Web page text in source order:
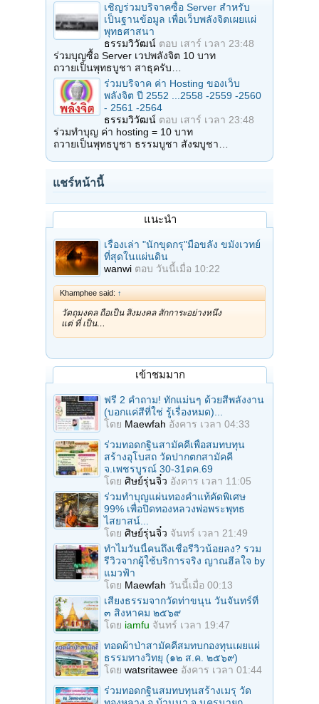
เชิญร่วมบริจาคซื้อ Server สำหรับ
เป็นฐานข้อมูล เพื่อเว็บพลังจิตเผยแผ่
พุทธศาสนา
ธรรมวิวัฒน์ ตอบ เสาร์ เวลา 23:48
ร่วมบุญซื้อ Server เวปพลังจิต 10 บาท
ถวายเป็นพุทธบูชา สาธุครับ…
ร่วมบริจาค ค่า Hosting ของเว็บ
พลังจิต ปี 2552 ...2558 -2559 -2560
- 2561 -2564
ธรรมวิวัฒน์ ตอบ เสาร์ เวลา 23:48
ร่วมทำบุญ ค่า hosting = 10 บาท
ถวายเป็นพุทธบูชา ธรรมบูชา สังฆบูชา…
แชร์หน้านี้
แนะนำ
เรื่องเล่า "นักขุดกรุ"มือขลัง ขมังเวทย์
ที่สุดในแผ่นดิน
wanwi ตอบ วันนี้เมื่อ 10:22
Khamphee said: ↑
วัตถุมงคล ถือเป็น สิ่งมงคล สักการะอย่างหนึ่ง
แต่ ที่ เป็น…
เข้าชมมาก
ฟรี 2 คำถาม! ทักแม่นๆ ด้วยสีพลังงาน
(บอกแค่สีที่ใช่ รู้เรื่องหมด)...
โดย Maewfah อังคาร เวลา 04:33
ร่วมทอดกฐินสามัคคีเพื่อสมทบทุน
สร้างอุโบสถ วัดปากตกสามัคคี
จ.เพชรบูรณ์ 30-31ตค.69
โดย ศิษย์รุ่นจิ๋ว อังคาร เวลา 11:05
ร่วมทําบุญแผ่นทองคำแท้คัดพิเศษ
99% เพื่อปิดทองหลวงพ่อพระพุทธ
ไสยาสน์...
โดย ศิษย์รุ่นจิ๋ว จันทร์ เวลา 21:49
ทำไมวันนี้คนถึงเชื่อรีวิวน้อยลง? รวม
รีวิวจากผู้ใช้บริการจริง ญาณฮีลใจ by
แมวฟ้า
โดย Maewfah วันนี้เมื่อ 00:13
เสียงธรรมจากวัดท่าขนุน วันจันทร์ที่
๓ สิงหาคม ๒๕๖๙
โดย iamfu จันทร์ เวลา 19:47
ทอดผ้าป่าสามัคคีสมทบกองทุนเผยแผ่
ธรรมทางวิทยุ (๑๒ ส.ค. ๒๕๖๙)
โดย watsritawee อังคาร เวลา 01:44
ร่วมทอดกฐินสมทบทุนสร้างเมรุ วัด